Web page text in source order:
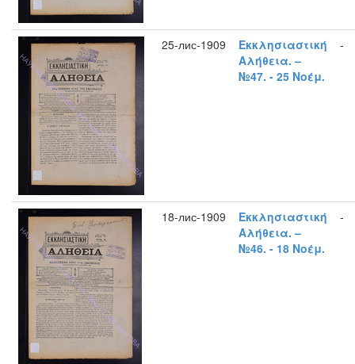
25-лис-1909
Εκκλησιαστική
Αλήθεια. –
№47. - 25 Νοέμ.
-
18-лис-1909
Εκκλησιαστική
Αλήθεια. –
№46. - 18 Νοέμ.
-